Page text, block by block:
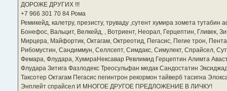
ДОРОЖЕ ДРУГИХ !!!
‪+7 966 301 70 84‬ Рома
Ремикейд, калетру, презисту, труваду ,сутент хумира зомета
Бонефос, Вальцит, Велкейд, , Вотриент, Неорал, Герцептин, Гливек,
Мирцера, Майфортик, Октагам, Октреотид, Пегасис, Пегие трон,
Рибомустин, Сандиммун, Селлсепт, Симдакс, Симулект, Спрайсел,
Фемара, Флудара, ХумираНексавар Ревлимид Герцептин Алимта
Флудара Зитига Фазлодекс Треосульфан медак Сандостатин
Таксотер Октагам Пегасис пегинтрон рекормон тайверб тасигна
Энплейт спрайсел И МНОГОЕ ДРУГОЕ ПРЕДЛОЖЕНИЕ В ЛИЧКУ!